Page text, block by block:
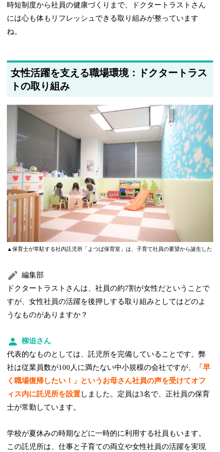
時短制度から社員の健康づくりまで、ドクタートラストさん
には心も体もリフレッシュできる取り組みが整っています
ね。
女性活躍を支える職場環境：ドクタートラス
トの取り組み
▲保育士が常駐する社内託児所「よつば保育室」は、子育て社員の要望から誕生した
編集部
ドクタートラストさんは、社員の約7割が女性だということで
すが、女性社員の活躍を後押しする取り組みとしてはどのよ
うなものがありますか？
柳迫さん
代表的なものとしては、託児所を完備していることです。弊
社は従業員数が100人に満たない中小規模の会社ですが、
「早
く職場復帰したい！」というお母さん社員の声を受けてオフ
ィス内に託児所を設置しました。定員は3名で、正社員の保育
士が常勤しています。
学校が夏休みの時期などに一時的に利用する社員もいます。
この託児所は、仕事と子育ての両立や女性社員の活躍を実現